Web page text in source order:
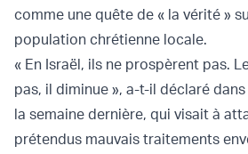
comme une quête de « la vérité »
population chrétienne locale.
« En Israël, ils ne prospèrent pas.
pas, il diminue », a-t-il déclaré
la semaine dernière, qui visait à
prétendus mauvais traitements